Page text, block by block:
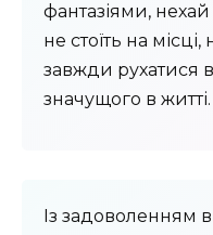
фантазіями, нехай
не стоїть на
завжди рухатися
значущого в житті.
Із задоволенням